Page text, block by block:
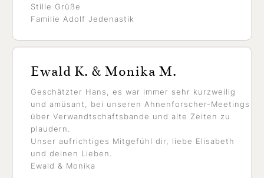
Stille Grüße
Familie Adolf Jedenastik
Ewald K. & Monika M.
Geschätzter Hans, es war immer sehr kurzweilig
und amüsant, bei unseren Ahnenforscher-Meetings
über Verwandtschaftsbande und alte Zeiten zu
plaudern.
Unser aufrichtiges Mitgefühl dir, liebe Elisabeth
und deinen Lieben.
Ewald & Monika